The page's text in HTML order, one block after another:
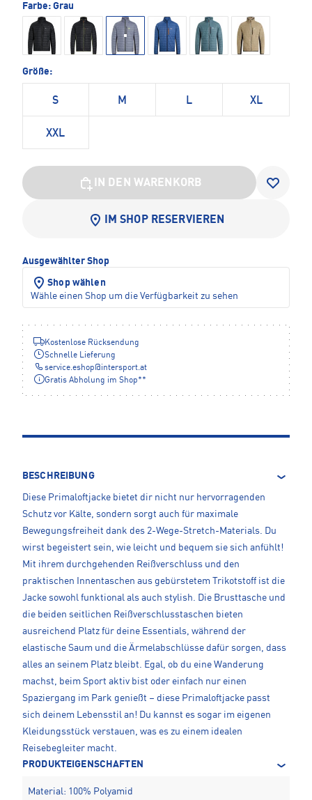
Farbe: Grau
Größe:
S M L XL
XXL
IN DEN WARENKORB
IM SHOP RESERVIEREN
Ausgewählter Shop
Shop wählen
Wähle einen Shop um die Verfügbarkeit zu sehen
Kostenlose Rücksendung
Schnelle Lieferung
service.eshop@intersport.at
Gratis Abholung im Shop**
BESCHREIBUNG
Diese Primaloftjacke bietet dir nicht nur hervorragenden
Schutz vor Kälte, sondern sorgt auch für maximale
Bewegungsfreiheit dank des 2-Wege-Stretch-Materials. Du
wirst begeistert sein, wie leicht und bequem sie sich anfühlt!
Mit ihrem durchgehenden Reißverschluss und den
praktischen Innentaschen aus gebürstetem Trikotstoff ist die
Jacke sowohl funktional als auch stylish. Die Brusttasche und
die beiden seitlichen Reißverschlusstaschen bieten
ausreichend Platz für deine Essentials, während der
elastische Saum und die Ärmelabschlüsse dafür sorgen, dass
alles an seinem Platz bleibt. Egal, ob du eine Wanderung
machst, beim Sport aktiv bist oder einfach nur einen
Spaziergang im Park genießt – diese Primaloftjacke passt
sich deinem Lebensstil an! Du kannst es sogar im eigenen
Kleidungsstück verstauen, was es zu einem idealen
Reisebegleiter macht.
PRODUKTEIGENSCHAFTEN
Material: 100% Polyamid